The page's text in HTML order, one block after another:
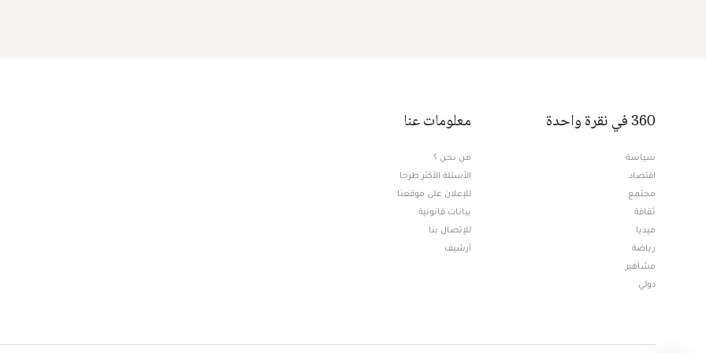
360 في نقرة واحدة
سياسة
اقتصاد
مجتمع
ثقافة
ميديا
رياضة
مشاهير
دولي
معلومات عنا
من نحن ؟
الأسئلة الأكثر طرحا
للإعلان على موقعنا
بيانات قانونية
للإتصال بنا
أرشيف